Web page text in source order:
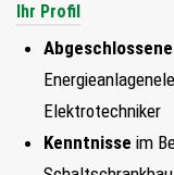
SUCHEN
Ihr Profil
Elektrotechniker
Kenntnisse im